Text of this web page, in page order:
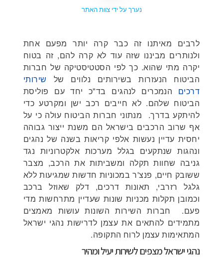
נערך על ידי צוות האתר
לרבים מאיתנו זה כבר קרה יותר מפעם אחת
ולנותרים מביננו שזה עוד לא קרה להם, זה בטוח
יקרה מתי שהוא. כך לפי הסטטיסטיקה של חברות
הביטוח הנעזרות בשירותים נלווים של שירותי
דרכים הנמכרים לנהגים בד"כ יחד עם פוליסת
הביטוח שלהם. לא חייבים רכב ישן ומקרטע כדי
להיתקע בדרך. מנתוני חברות הביטוח עולה כי על
אף שרוב הרכבים בישראל הם משנת ייצור גבוהה
יחסית עדיין נעשות אלפי קריאות בשנה של נהגים
ונהגות שנתקעים בגלל מערכות אלקטרוניות נגד
גניבה שחוות תקלה ומשביתות את הרכב, מצבר
ששובק חיים, פנצ'ר במכוניות חדשות שמגיעות ללא
גלגל רזרבי, תאונות דרכים, דלק שאוזל ברכב
וכמובן תקלות מכניות שונות שעדיין מתרחשות מדי
פעם. חברות השירות השונות עושות מאמצים
מתמידים להתאים את עצמן לדרישות נהגי ישראל
המתאימות עצמן לרוח התקופה.
נהגי ישראל מצפים לשירות יעיל ומהיר